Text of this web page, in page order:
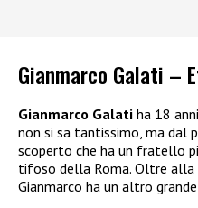
Gianmarco Galati –
Gianmarco Galati ha 18
non si sa tantissimo, ma dal
scoperto che ha un fratello
tifoso della Roma. Oltre alla
Gianmarco ha un altro